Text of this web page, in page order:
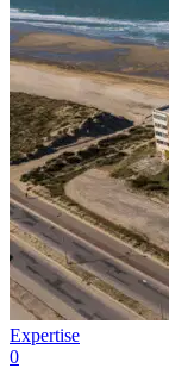
Expertise
0